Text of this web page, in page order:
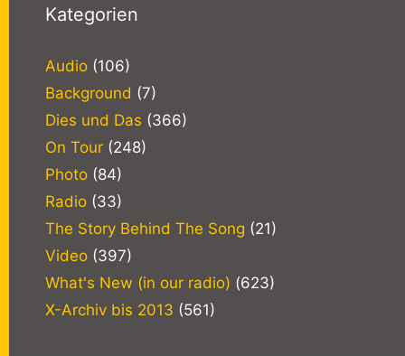
Kategorien
Audio (106)
Background (7)
Dies und Das (366)
On Tour (248)
Photo (84)
Radio (33)
The Story Behind The Song (21)
Video (397)
What's New (in our radio) (623)
X-Archiv bis 2013 (561)